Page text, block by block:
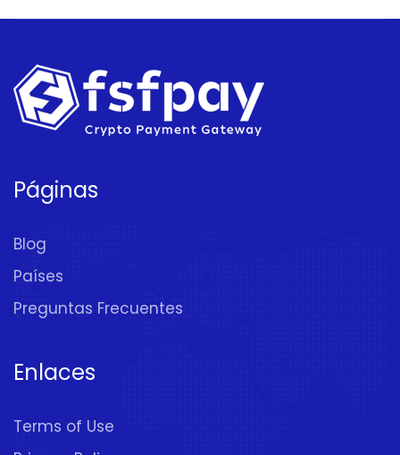
Páginas
Blog
Países
Preguntas Frecuentes
Enlaces
Terms of Use